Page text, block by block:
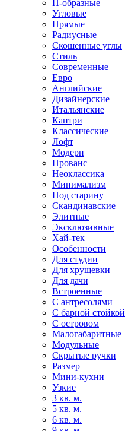
П-образные
Угловые
Прямые
Радиусные
Скошенные углы
Стиль
Современные
Евро
Английские
Дизайнерские
Итальянские
Кантри
Классические
Лофт
Модерн
Прованс
Неоклассика
Минимализм
Под старину
Скандинавские
Элитные
Эксклюзивные
Хай-тек
Особенности
Для студии
Для хрущевки
Для дачи
Встроенные
С антресолями
С барной стойкой
С островом
Малогабаритные
Модульные
Скрытые ручки
Размер
Мини-кухни
Узкие
3 кв. м.
5 кв. м.
6 кв. м.